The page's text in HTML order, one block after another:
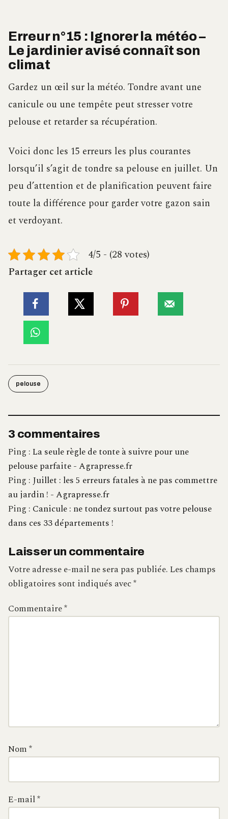
Erreur n°15 : Ignorer la météo –
Le jardinier avisé connaît son
climat
Gardez un œil sur la météo. Tondre avant une
canicule ou une tempête peut stresser votre
pelouse et retarder sa récupération.
Voici donc les 15 erreurs les plus courantes
lorsqu’il s’agit de tondre sa pelouse en juillet. Un
peu d’attention et de planification peuvent faire
toute la différence pour garder votre gazon sain
et verdoyant.
4/5 - (28 votes)
Partager cet article
pelouse
3 commentaires
Ping :La seule règle de tonte à suivre pour une
pelouse parfaite - Agrapresse.fr
Ping : Juillet : les 5 erreurs fatales à ne pas commettre
au jardin ! - Agrapresse.fr
Ping : Canicule : ne tondez surtout pas votre pelouse
dans ces 33 départements !
Laisser un commentaire
Votre adresse e-mail ne sera pas publiée.Les champs
obligatoires sont indiqués avec*
Commentaire*
Nom*
E-mail*